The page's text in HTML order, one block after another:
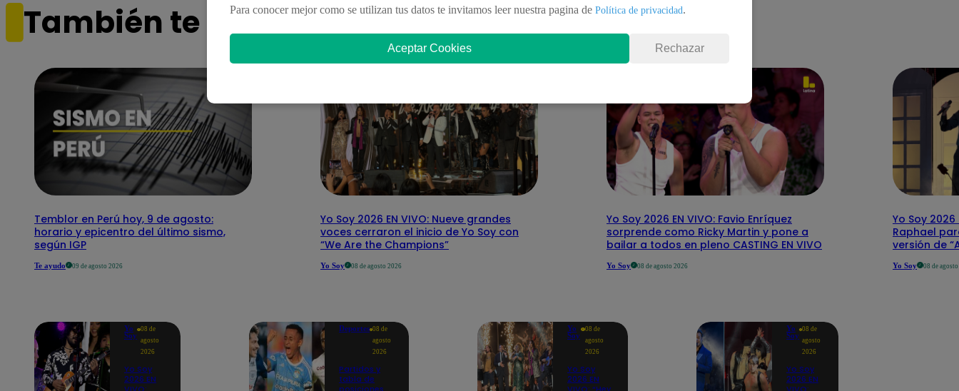
También te puede interesar
Temblor en Perú hoy, 9 de agosto:
horario y epicentro del último sismo,
según IGP
Te ayudo 09 de agosto 2026
Yo Soy 2026 EN VIVO: Nueve grandes
voces cerraron el inicio de Yo Soy con
“We Are the Champions”
Yo Soy 08 de agosto 2026
Yo Soy 2026 EN VIVO: Favio Enríquez
sorprende como Ricky Martin y pone a
bailar a todos en pleno CASTING EN VIVO
Yo Soy 08 de agosto 2026
Yo Soy
Raphael
versión de
Yo Soy 08 de
Yo
Soy
08 de
agosto
2026
Yo Soy
2026 EN
Deportes 08 de
agosto
2026
Partidos y
tabla de
Yo
Soy
08 de
agosto
2026
Yo Soy
2026 EN
Yo
Soy
08 de
agosto
2026
Yo Soy
2026 EN
Para conocer mejor como se utilizan tus datos te invitamos leer nuestra pagina de Política de privacidad.
Aceptar Cookies Rechazar